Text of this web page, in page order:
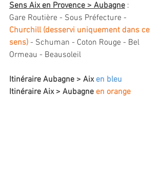
Sens Aix en Provence > Aubagne :
Gare Routière - Sous Préfecture -
Churchill (desservi uniquement dans ce
sens) - Schuman - Coton Rouge - Bel
Ormeau - Beausoleil
Itinéraire Aubagne > Aix en bleu
Itinéraire Aix > Aubagne en orange